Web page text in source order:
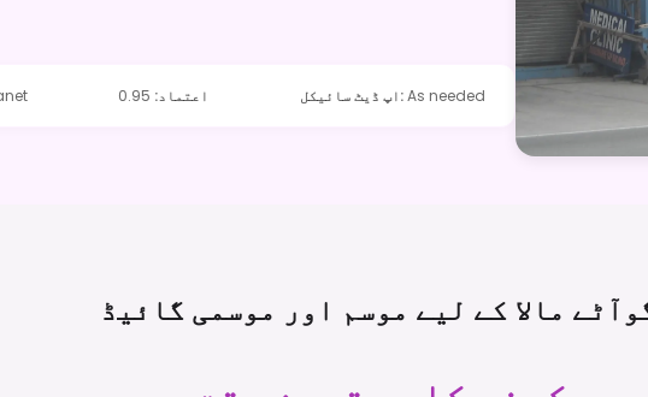
اعتماد:
0.95 اپ ڈیٹ سائیکل:As needed
مالا کے لیے موسم اور موسمی گائیڈ